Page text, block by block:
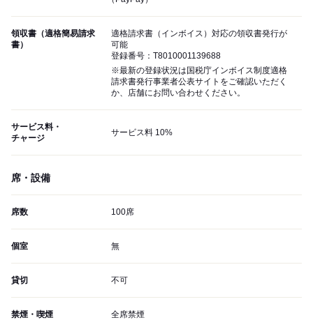
領収書（適格簡易請求
書）
適格請求書（インボイス）対応の領収書発行が
可能
登録番号：T8010001139688
※最新の登録状況は国税庁インボイス制度適格
請求書発行事業者公表サイトをご確認いただく
か、店舗にお問い合わせください。
サービス料・
チャージ
サービス料 10%
席・設備
席数 100席
個室 無
貸切 不可
禁煙・喫煙 全席禁煙